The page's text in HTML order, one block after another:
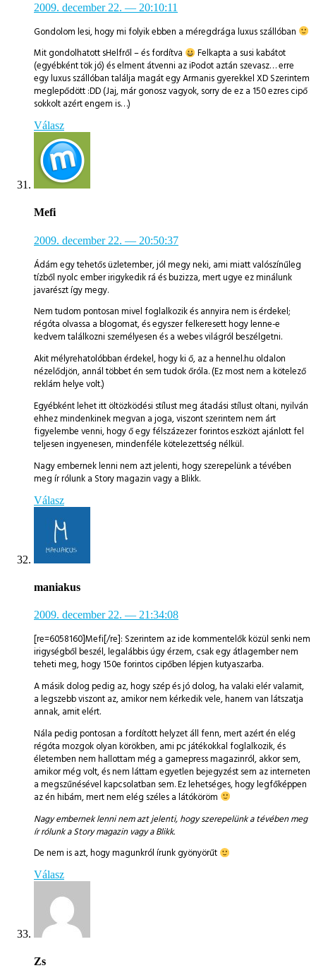
2009. december 22. — 20:10:11
Gondolom lesi, hogy mi folyik ebben a méregdrága luxus szállóban
Mit gondolhatott sHelfről – és fordítva
Felkapta a susi kabátot
(egyébként tök jó) és elment átvenni az iPodot aztán szevasz… erre
egy luxus szállóban találja magát egy Armanis gyerekkel XD Szerintem
meglepődött :DD (Jaj, már gonosz vagyok, sorry de ez a 150 ezres cipő
sokkolt azért engem is…)
Válasz
Mefi
2009. december 22. — 20:50:37
Ádám egy tehetős üzletember, jól megy neki, ami miatt valószínűleg
tízből nyolc ember irigykedik rá és buzizza, mert ugye ez minálunk
javarészt így megy.
Nem tudom pontosan mivel foglalkozik és annyira nem is érdekel;
régóta olvassa a blogomat, és egyszer felkeresett hogy lenne-e
kedvem találkozni személyesen és a webes világról beszélgetni.
Akit mélyrehatolóbban érdekel, hogy ki ő, az a hennel.hu oldalon
nézelődjön, annál többet én sem tudok őróla. (Ez most nem a kötelező
reklám helye volt.)
Egyébként lehet itt öltözködési stílust meg átadási stílust oltani, nyilván
ehhez mindenkinek megvan a joga, viszont szerintem nem árt
figyelembe venni, hogy ő egy félszázezer forintos eszközt ajánlott fel
teljesen ingyenesen, mindenféle kötelezettség nélkül.
Nagy embernek lenni nem azt jelenti, hogy szerepelünk a tévében
meg ír rólunk a Story magazin vagy a Blikk.
Válasz
maniakus
2009. december 22. — 21:34:08
[re=6058160]Mefi[/re]: Szerintem az ide kommentelők közül senki nem
irigységből beszél, legalábbis úgy érzem, csak egy átlagember nem
teheti meg, hogy 150e forintos cipőben lépjen kutyaszarba.
A másik dolog pedig az, hogy szép és jó dolog, ha valaki elér valamit,
a legszebb viszont az, amikor nem kérkedik vele, hanem van látszatja
annak, amit elért.
Nála pedig pontosan a fordított helyzet áll fenn, mert azért én elég
régóta mozgok olyan körökben, ami pc játékokkal foglalkozik, és
életemben nem hallottam még a gamepress magazinról, akkor sem,
amikor még volt, és nem láttam egyetlen bejegyzést sem az interneten
a megszűnésével kapcsolatban sem. Ez lehetséges, hogy legfőképpen
az én hibám, mert nem elég széles a látóköröm
Nagy embernek lenni nem azt jelenti, hogy szerepelünk a tévében meg
ír rólunk a Story magazin vagy a Blikk.
De nem is azt, hogy magunkról írunk gyönyörűt
Válasz
Zs